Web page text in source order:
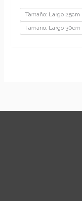
Tamaño: Largo 25cm
Tamaño: Largo 30cm